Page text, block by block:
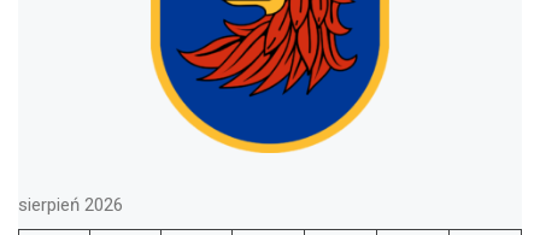
sierpień 2026